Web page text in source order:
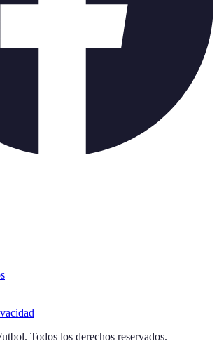
. Todos los derechos reservados.